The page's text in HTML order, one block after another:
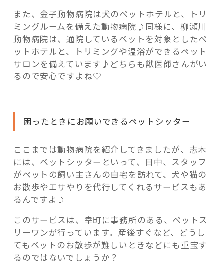
また、金子動物病院は犬のペットホテルと、トリ
ミングルームを備えた動物病院♪同様に、柳瀬川
動物病院は、通院しているペットを対象としたペ
ットホテルと、トリミングや温浴ができるペット
サロンを備えています♪どちらも獣医師さんがい
るので安心ですよね♡
困ったときにお願いできるペットシッター
ここまでは動物病院を紹介してきましたが、志木
には、ペットシッターといって、日中、スタッフ
がペットの飼い主さんの自宅を訪れて、犬や猫の
お散歩やエサやりを代行してくれるサービスもあ
るんですよ♪
このサービスは、幸町に事務所のある、ペットス
リーワンが行っています。産後すぐなど、どうし
てもペットのお散歩が難しいときなどにも重宝す
るのではないでしょうか？